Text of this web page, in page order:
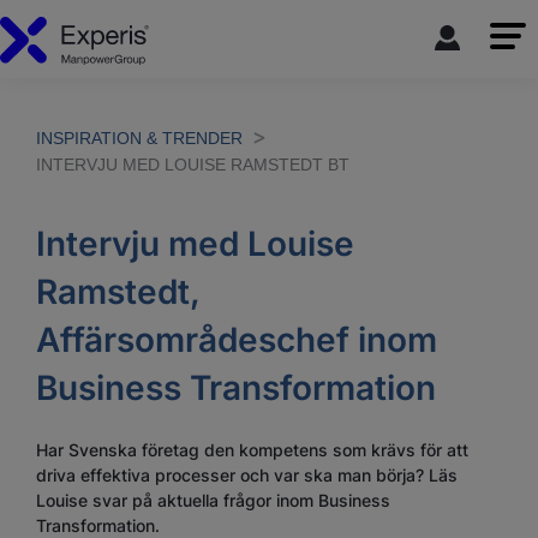
INSPIRATION & TRENDER
INTERVJU MED LOUISE RAMSTEDT BT
Intervju med Louise
Ramstedt,
Affärsområdeschef inom
Business Transformation
Har Svenska företag den kompetens som krävs för att
driva effektiva processer och var ska man börja? Läs
Louise svar på aktuella frågor inom Business
Transformation.